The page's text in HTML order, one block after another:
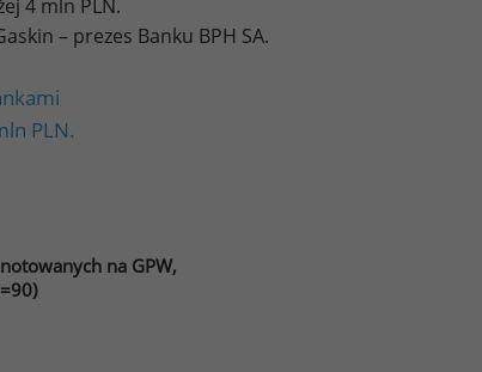
4 mln PLN.
– prezes Banku BPH SA.
PLN.
na GPW,